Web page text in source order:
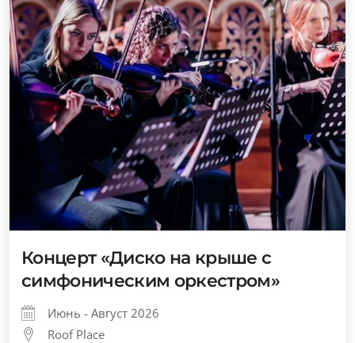
Концерт «Диско на крыше с
симфоническим оркестром»
Июнь - Август 2026
Roof Place